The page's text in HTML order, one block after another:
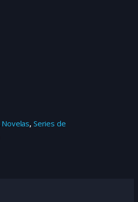
Novelas, Series de